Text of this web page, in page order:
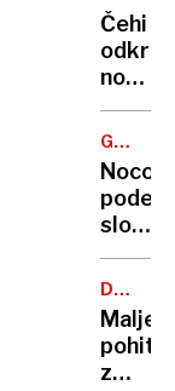
zaščiti
težavi
v
Čehi
odkrili
novi
raj:
28
stopinj
prazne
plaže
in
poceni
pivo
GAZELA
2025
Nocoj
gazelo
2025!
OSKRBA
pohitel
z